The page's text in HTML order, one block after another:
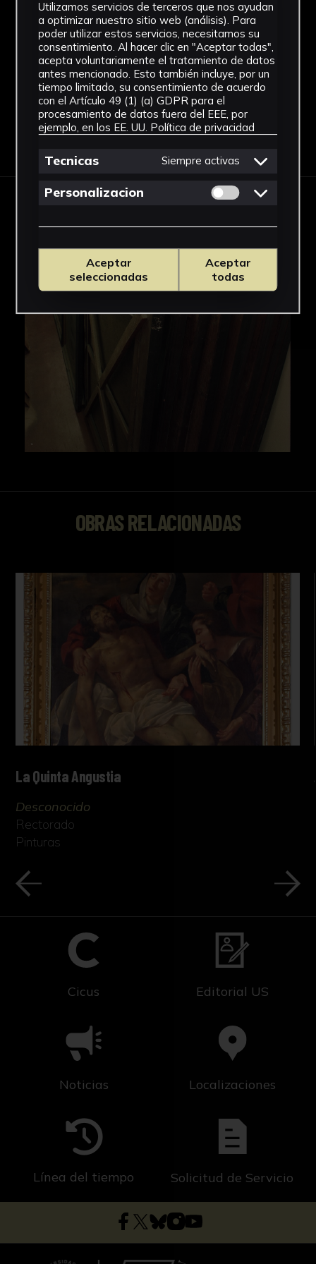
Rectorado
Fondo
Sin fondo
Descargar Ficha
OBRAS RELACIONADAS
La Quinta Angustia
Desconocido
Rectorado
Pinturas
Cicus Editorial US
Noticias Localizaciones
Línea del tiempo Solicitud de Servicio
Utilizamos servicios de terceros que nos ayudan
a optimizar nuestro sitio web (análisis). Para
poder utilizar estos servicios, necesitamos su
consentimiento. Al hacer clic en "Aceptar todas",
acepta voluntariamente el tratamiento de datos
antes mencionado. Esto también incluye, por un
tiempo limitado, su consentimiento de acuerdo
con el Artículo 49 (1) (a) GDPR para el
procesamiento de datos fuera del EEE, por
ejemplo, en los EE. UU. Política de privacidad
Tecnicas Siempre activas
Personalizacion Permitir cookies
Aceptar
seleccionadas
Aceptar
todas